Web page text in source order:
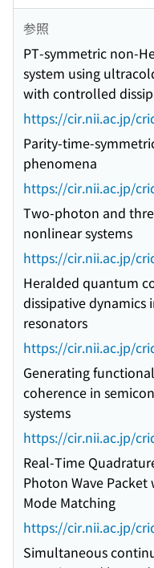
参照
PT-symmetric non-
system using
with controlled
https://cir.nii.ac.jp/
Parity-time-
phenomena
https://cir.nii.ac.jp/
Two-photon and
nonlinear systems
https://cir.nii.ac.jp/
Heralded quantum
dissipative
resonators
https://cir.nii.ac.jp/
Generating
coherence in
systems
https://cir.nii.ac.jp/
Real-Time
Photon Wave
Mode Matching
https://cir.nii.ac.jp/
Simultaneous